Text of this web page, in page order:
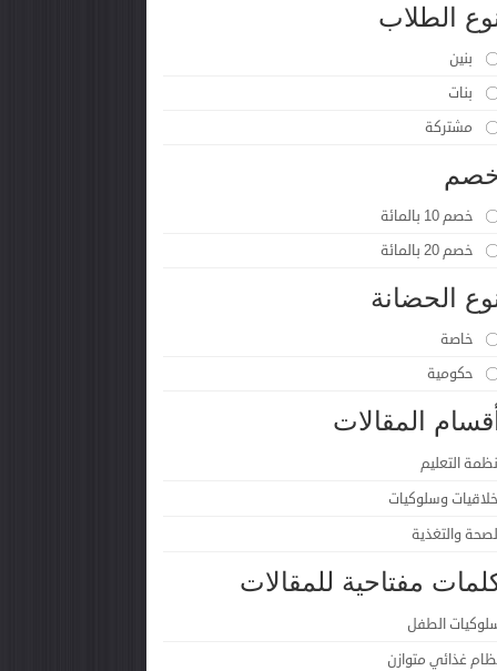
الطلاب
بنين
بنات
مشتركة
خصم 10 بالمائة
خصم 20 بالمائة
الحضانة
خاصة
حكومية
المقالات
التعليم
وسلوكيات
والتغذية
مفتاحية للمقالات
الطفل
غذائي متوازن